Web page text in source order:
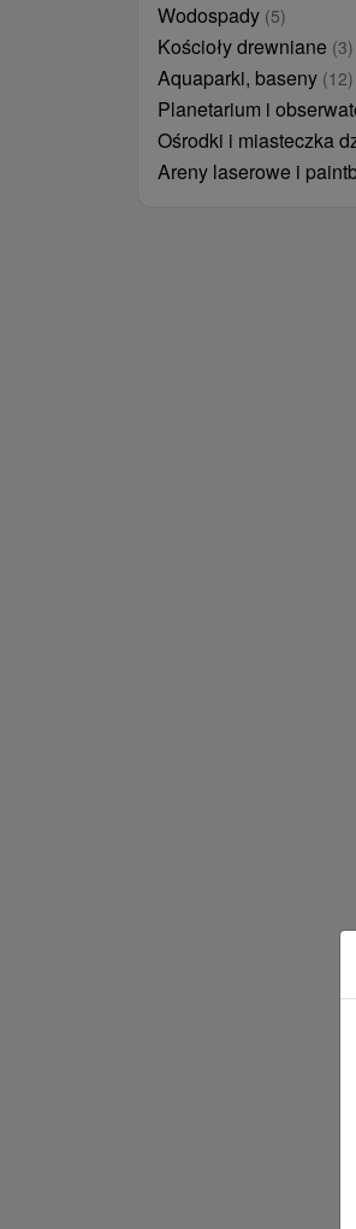
Wodospady (5)
Kościoły drewniane (3)
Aquaparki, baseny (12)
Planetarium i
Ośrodki i miasteczka
Areny laserowe i